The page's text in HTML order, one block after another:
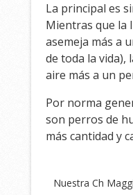
La principal es
Mientras que la
asemeja más a
de toda la vida),
aire más a un
Por norma
son perros de
más cantidad y
Nuestra Ch